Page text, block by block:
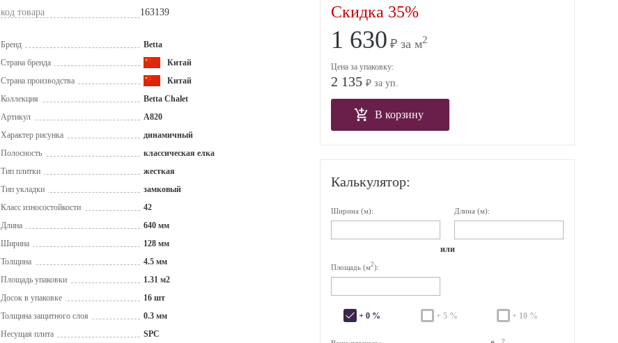
код товара 163139
Бренд
Betta
Страна бренда
Китай
Страна производства
Китай
Коллекция
Betta Chalet
Артикул
A820
Характер рисунка
динамичный
Полосность
классическая елка
Тип плитки
жесткая
Тип укладки
замковый
Класс износостойкости
42
Длина
640 мм
Ширина
128 мм
Толщина
4.5 мм
Площадь упаковки
1.31 м2
Досок в упаковке
16 шт
Толщина защитного слоя
0.3 мм
Несущая плита
SPC
Скидка 35%
1 630 ₽ за м2
Цена за упаковку:
2 135 ₽ за уп.
В корзину
Калькулятор:
Ширина (м): Длина (м):
или
Площадь (м2):
+ 0 % + 5 % + 10 %
2